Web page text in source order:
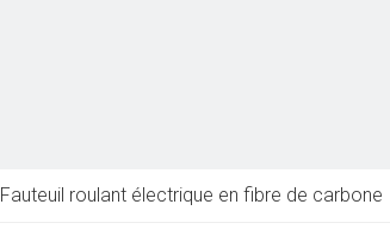
Fauteuil roulant électrique en fibre de carbone